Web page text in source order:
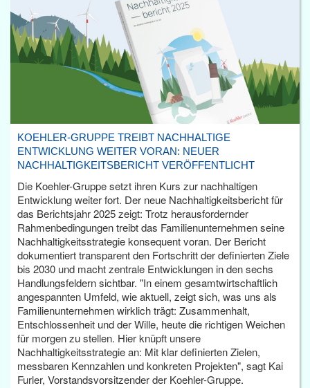
KOEHLER-GRUPPE TREIBT NACHHALTIGE
ENTWICKLUNG WEITER VORAN: NEUER
NACHHALTIGKEITSBERICHT VERÖFFENTLICHT
Die Koehler-Gruppe setzt ihren Kurs zur nachhaltigen
Entwicklung weiter fort. Der neue Nachhaltigkeitsbericht für
das Berichtsjahr 2025 zeigt: Trotz herausfordernder
Rahmenbedingungen treibt das Familienunternehmen seine
Nachhaltigkeitsstrategie konsequent voran. Der Bericht
dokumentiert transparent den Fortschritt der definierten Ziele
bis 2030 und macht zentrale Entwicklungen in den sechs
Handlungsfeldern sichtbar. "In einem gesamtwirtschaftlich
angespannten Umfeld, wie aktuell, zeigt sich, was uns als
Familienunternehmen wirklich trägt: Zusammenhalt,
Entschlossenheit und der Wille, heute die richtigen Weichen
für morgen zu stellen. Hier knüpft unsere
Nachhaltigkeitsstrategie an: Mit klar definierten Zielen,
messbaren Kennzahlen und konkreten Projekten", sagt Kai
Furler, Vorstandsvorsitzender der Koehler-Gruppe.